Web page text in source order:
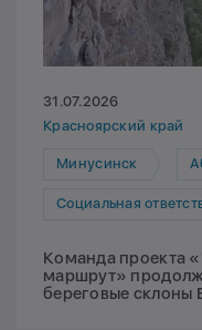
31.07.2026
Красноярский край
Минусинск
Социальная
Команда проекта
маршрут»
береговые склоны